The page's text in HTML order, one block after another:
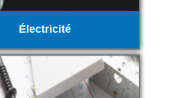
Électricité